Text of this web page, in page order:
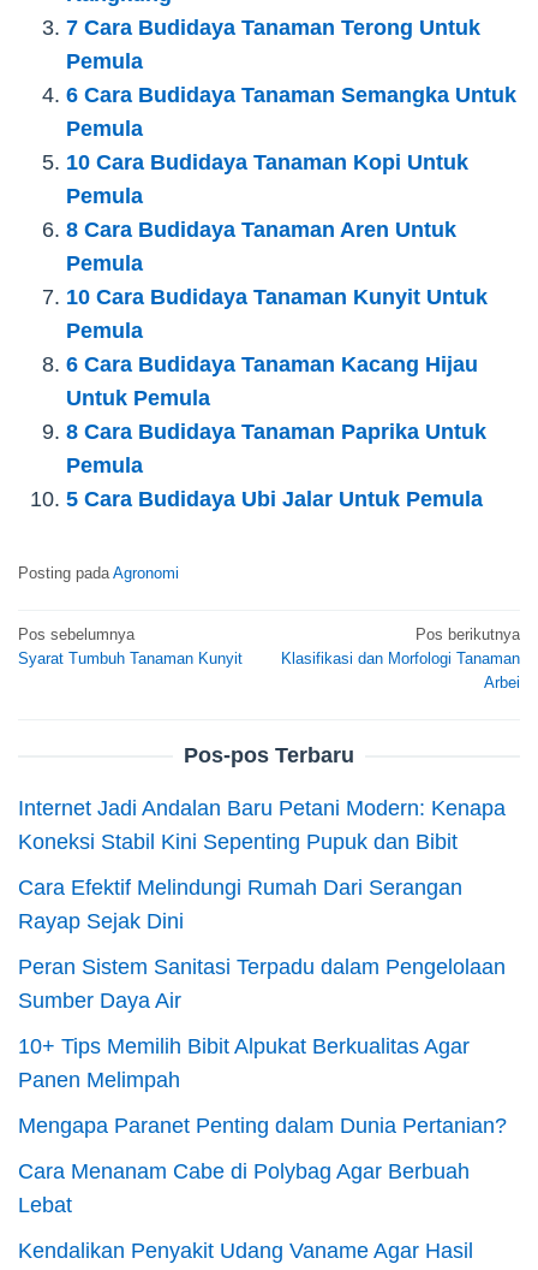
7 Cara Budidaya Tanaman Terong Untuk
Pemula
6 Cara Budidaya Tanaman Semangka Untuk
Pemula
10 Cara Budidaya Tanaman Kopi Untuk
Pemula
8 Cara Budidaya Tanaman Aren Untuk
Pemula
10 Cara Budidaya Tanaman Kunyit Untuk
Pemula
6 Cara Budidaya Tanaman Kacang Hijau
Untuk Pemula
8 Cara Budidaya Tanaman Paprika Untuk
Pemula
5 Cara Budidaya Ubi Jalar Untuk Pemula
Posting padaAgronomi
Navigasi
pos
Pos sebelumnya
Syarat Tumbuh Tanaman Kunyit
Pos berikutnya
Klasifikasi dan Morfologi Tanaman
Arbei
Pos-pos Terbaru
Internet Jadi Andalan Baru Petani Modern: Kenapa
Koneksi Stabil Kini Sepenting Pupuk dan Bibit
Cara Efektif Melindungi Rumah Dari Serangan
Rayap Sejak Dini
Peran Sistem Sanitasi Terpadu dalam Pengelolaan
Sumber Daya Air
10+ Tips Memilih Bibit Alpukat Berkualitas Agar
Panen Melimpah
Mengapa Paranet Penting dalam Dunia Pertanian?
Cara Menanam Cabe di Polybag Agar Berbuah
Lebat
Kendalikan Penyakit Udang Vaname Agar Hasil